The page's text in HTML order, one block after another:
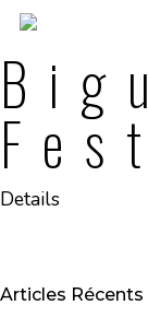
Details
Articles Récents